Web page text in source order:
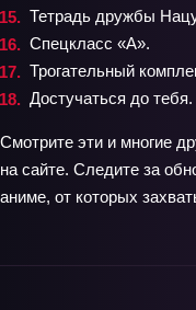
Тетрадь дружбы
Спецкласс «А».
Трогательный
Достучаться до тебя.
Смотрите эти и многие
на сайте. Следите за
аниме, от которых